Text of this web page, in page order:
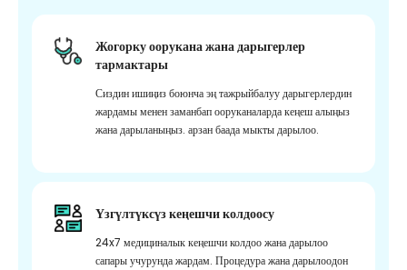
Жогорку оорукана жана дарыгерлер
тармактары
Сиздин ишиңиз боюнча эң тажрыйбалуу дарыгерлердин
жардамы менен заманбап ооруканаларда кеңеш алыңыз
жана дарыланыңыз. арзан баада мыкты дарылоо.
Үзгүлтүксүз кеңешчи колдоосу
24x7 медициналык кеңешчи колдоо жана дарылоо
сапары учурунда жардам. Процедура жана дарылоодон